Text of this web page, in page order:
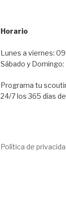
Horario
Lunes a viernes:
Sábado y
Programa tu
24/7 los 365 días
Política de